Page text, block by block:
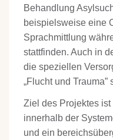
Behandlung
beispielsweise eine
Sprachmittlung
stattfinden. Auch in
die speziellen
„Flucht und
Ziel des Projektes
innerhalb der
und ein